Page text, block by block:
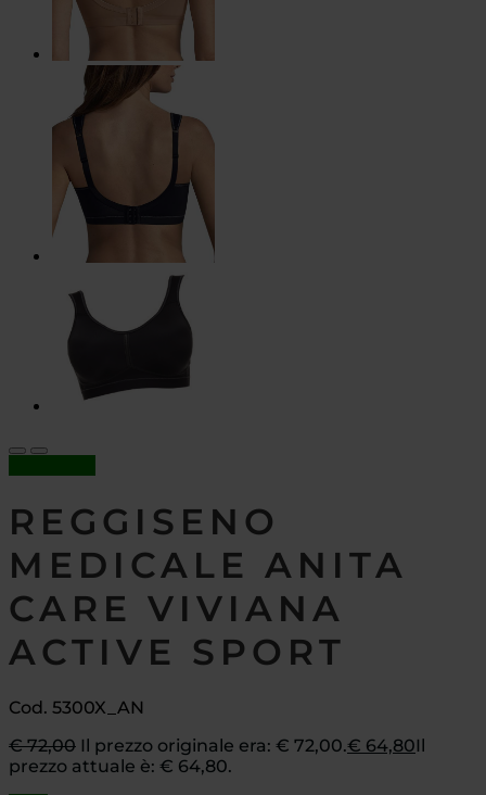
REGGISENO
MEDICALE ANITA
CARE VIVIANA
ACTIVE SPORT
Cod. 5300X_AN
€72,00 Il prezzo originale era: € 72,00.€ 64,80Il
prezzo attuale è: € 64,80.